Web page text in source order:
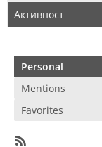
Активност
Personal
Mentions
Favorites